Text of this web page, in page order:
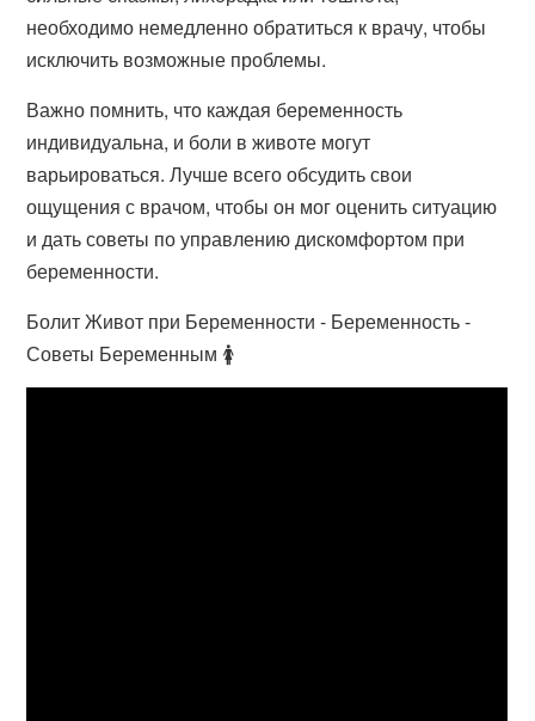
необходимо немедленно обратиться к врачу, чтобы
исключить возможные проблемы.
Важно помнить, что каждая беременность
индивидуальна, и боли в животе могут
варьироваться. Лучше всего обсудить свои
ощущения с врачом, чтобы он мог оценить ситуацию
и дать советы по управлению дискомфортом при
беременности.
Болит Живот при Беременности - Беременность -
Советы Беременным 🚺